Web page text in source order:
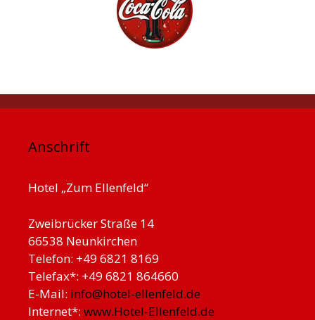
Anschrift
Hotel „Zum Ellenfeld“
Zweibrücker Straße 14
66538 Neunkirchen
Telefon: +49 6821 8169
Telefax*: +49 6821 864660
E-Mail: info@hotel-ellenfeld.de
Internet*: www.Hotel-Ellenfeld.de